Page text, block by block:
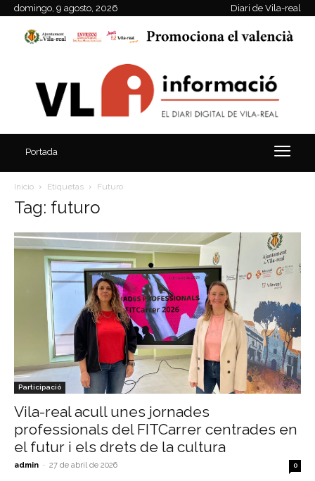
domingo, 9 agosto, 2026 Diari de Vila-real
Portada
Inicio Etiquetas Futuro
Tag: futuro
Participació
Vila-real acull unes jornades
professionals del FITCarrer centrades en
el futur i els drets de la cultura
admin - 27 de abril de 2026 0